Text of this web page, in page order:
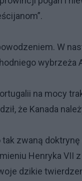
W
wybrzeża
na mocy
że Kanada
zwaną
Henryka VII
dzikie